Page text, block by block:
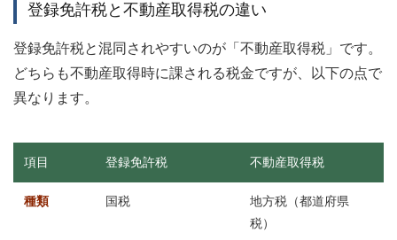
登録免許税と不動産取得税の違い
登録免許税と混同されやすいのが「不動産取得税」です。
どちらも不動産取得時に課される税金ですが、以下の点で
異なります。
項目 登録免許税 不動産取得税
種類 国税
地方税（都道府県
税）